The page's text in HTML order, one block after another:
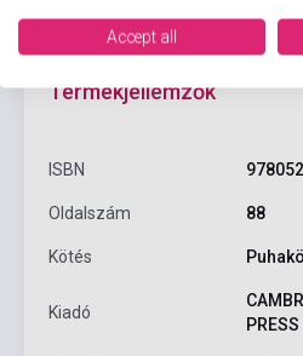
Termékjellemzők
ISBN
Oldalszám 88
Kötés
Kiadó
PRESS
Accept all